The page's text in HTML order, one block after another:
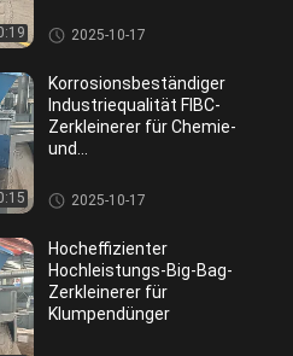
Düngemittel-Zerkleinerungsm
aschinen-Maschine
2025-10-17
Korrosionsbeständiger
Industriequalität FIBC-
Zerkleinerer für Chemie-
und
Düngemittel-Zerkleinerungsm
aschinen-Maschine
2025-10-17
Hocheffizienter
Hochleistungs-Big-Bag-
Zerkleinerer für
Klumpendünger